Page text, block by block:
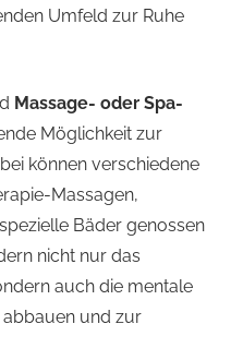
Umfeld zur Ruhe
Massage- oder Spa-
Möglichkeit zur
können verschiedene
Massagen,
Bäder genossen
nicht nur das
auch die mentale
abbauen und zur